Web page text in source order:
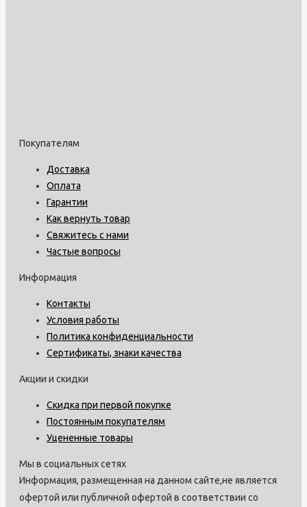
Покупателям
Доставка
Оплата
Гарантии
Как вернуть товар
Свяжитесь с нами
Частые вопросы
Информация
Контакты
Условия работы
Политика конфиденциальности
Сертификаты, знаки качества
Акции и скидки
Скидка при первой покупке
Постоянным покупателям
Уцененные товары
Мы в социальных сетях
Информация, размещенная на данном сайте,не является
офертой или публичной офертой в соответствии со